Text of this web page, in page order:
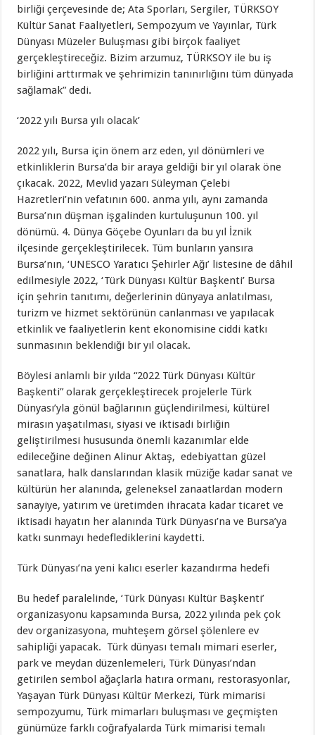
birliği çerçevesinde de; Ata Sporları, Sergiler, TÜRKSOY
Kültür Sanat Faaliyetleri, Sempozyum ve Yayınlar, Türk
Dünyası Müzeler Buluşması gibi birçok faaliyet
gerçekleştireceğiz. Bizim arzumuz, TÜRKSOY ile bu iş
birliğini arttırmak ve şehrimizin tanınırlığını tüm dünyada
sağlamak” dedi.
‘2022 yılı Bursa yılı olacak’
2022 yılı, Bursa için önem arz eden, yıl dönümleri ve
etkinliklerin Bursa’da bir araya geldiği bir yıl olarak öne
çıkacak. 2022, Mevlid yazarı Süleyman Çelebi
Hazretleri’nin vefatının 600. anma yılı, aynı zamanda
Bursa’nın düşman işgalinden kurtuluşunun 100. yıl
dönümü. 4. Dünya Göçebe Oyunları da bu yıl İznik
ilçesinde gerçekleştirilecek. Tüm bunların yansıra
Bursa’nın, ‘UNESCO Yaratıcı Şehirler Ağı’ listesine de dâhil
edilmesiyle 2022, ‘Türk Dünyası Kültür Başkenti’ Bursa
için şehrin tanıtımı, değerlerinin dünyaya anlatılması,
turizm ve hizmet sektörünün canlanması ve yapılacak
etkinlik ve faaliyetlerin kent ekonomisine ciddi katkı
sunmasının beklendiği bir yıl olacak.
Böylesi anlamlı bir yılda “2022 Türk Dünyası Kültür
Başkenti” olarak gerçekleştirecek projelerle Türk
Dünyası’yla gönül bağlarının güçlendirilmesi, kültürel
mirasın yaşatılması, siyasi ve iktisadi birliğin
geliştirilmesi hususunda önemli kazanımlar elde
edileceğine değinen Alinur Aktaş, edebiyattan güzel
sanatlara, halk danslarından klasik müziğe kadar sanat ve
kültürün her alanında, geleneksel zanaatlardan modern
sanayiye, yatırım ve üretimden ihracata kadar ticaret ve
iktisadi hayatın her alanında Türk Dünyası’na ve Bursa’ya
katkı sunmayı hedeflediklerini kaydetti.
Türk Dünyası’na yeni kalıcı eserler kazandırma hedefi
Bu hedef paralelinde, ‘Türk Dünyası Kültür Başkenti’
organizasyonu kapsamında Bursa, 2022 yılında pek çok
dev organizasyona, muhteşem görsel şölenlere ev
sahipliği yapacak. Türk dünyası temalı mimari eserler,
park ve meydan düzenlemeleri, Türk Dünyası’ndan
getirilen sembol ağaçlarla hatıra ormanı, restorasyonlar,
Yaşayan Türk Dünyası Kültür Merkezi, Türk mimarisi
sempozyumu, Türk mimarları buluşması ve geçmişten
günümüze farklı coğrafyalarda Türk mimarisi temalı